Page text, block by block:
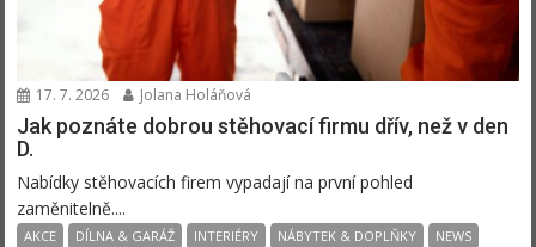
17. 7. 2026 Jolana Holáňová
Jak poznáte dobrou stěhovací firmu dřív, než v den
D.
Nabídky stěhovacích firem vypadají na první pohled
zaměnitelně....
AKCE DÍLNA & GARÁŽ INTERIÉRY NÁBYTEK & DOPLŇKY
NEWS